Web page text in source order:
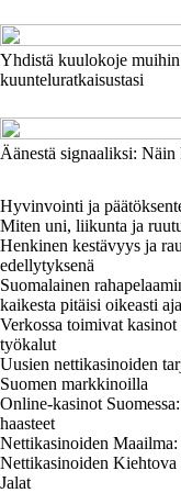
Yhdistä kuulokoje
kuunteluratkaisustasi
Äänestä signaaliksi:
Hyvinvointi ja
Miten uni, liikunta ja
Henkinen kestävyys ja
edellytyksenä
Suomalainen
kaikesta pitäisi oikeasti
Verkossa toimivat
työkalut
Uusien nettikasinoiden
Suomen markkinoilla
Online-kasinot
haasteet
Nettikasinoiden
Nettikasinoiden
Jalat